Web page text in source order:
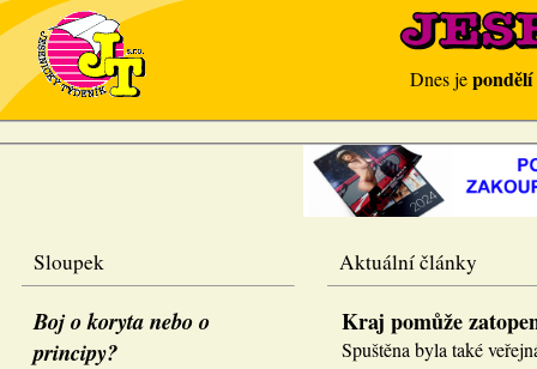
Dnes jepondělí
Sloupek
Boj o koryta nebo o
principy?
Aktuální články
Kraj pomůže
Spuštěna byla také